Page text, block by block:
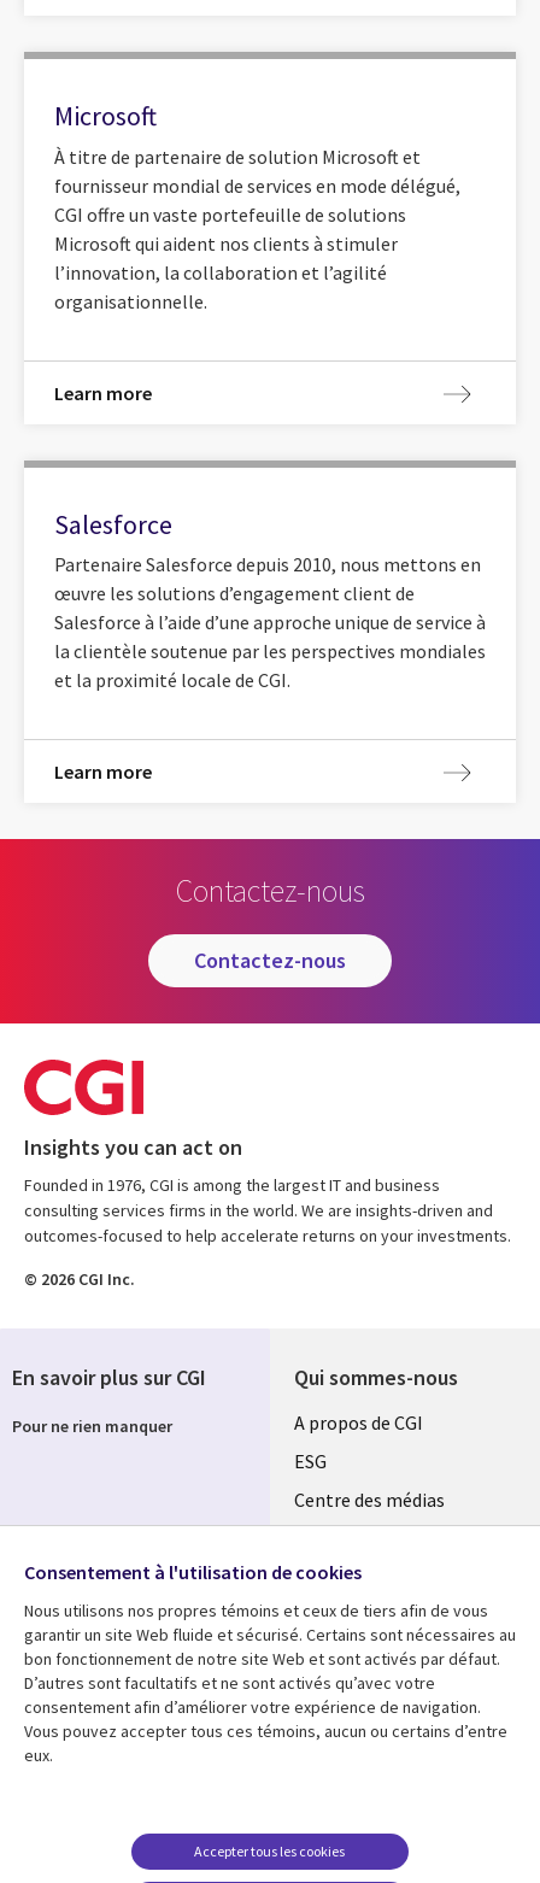
Microsoft
À titre de partenaire de solution Microsoft et
fournisseur mondial de services en mode délégué,
CGI offre un vaste portefeuille de solutions
Microsoft qui aident nos clients à stimuler
l’innovation, la collaboration et l’agilité
organisationnelle.
Learn more
Salesforce
Partenaire Salesforce depuis 2010, nous mettons en
œuvre les solutions d’engagement client de
Salesforce à l’aide d’une approche unique de service à
la clientèle soutenue par les perspectives mondiales
et la proximité locale de CGI.
Learn more
Contactez-nous
contactez-nous
Insights you can act on
Founded in 1976, CGI is among the largest IT and business
consulting services firms in the world. We are insights-driven and
outcomes-focused to help accelerate returns on your investments.
© 2026 CGI Inc.
Qui sommes-nous
Useful
links
SECTIONS
A propos de CGI
ESG
Centre des médias
Événements
Centre des médias
SWITZERLAND
Support
SECTIONS
FR
Confidentialité
En savoir plus sur CGI
Pour ne rien manquer
Consentement à l'utilisation de cookies
Nous utilisons nos propres témoins et ceux de tiers afin de vous
garantir un site Web fluide et sécurisé. Certains sont nécessaires au
bon fonctionnement de notre site Web et sont activés par défaut.
D’autres sont facultatifs et ne sont activés qu’avec votre
consentement afin d’améliorer votre expérience de navigation.
Vous pouvez accepter tous ces témoins, aucun ou certains d’entre
eux.
Accepter tous les cookies